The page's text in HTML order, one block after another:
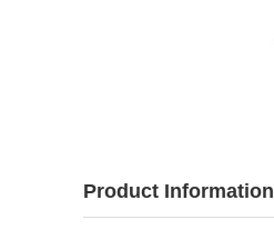
Product Information